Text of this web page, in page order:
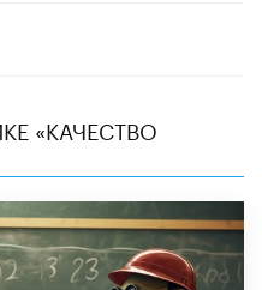
«КАЧЕСТВО